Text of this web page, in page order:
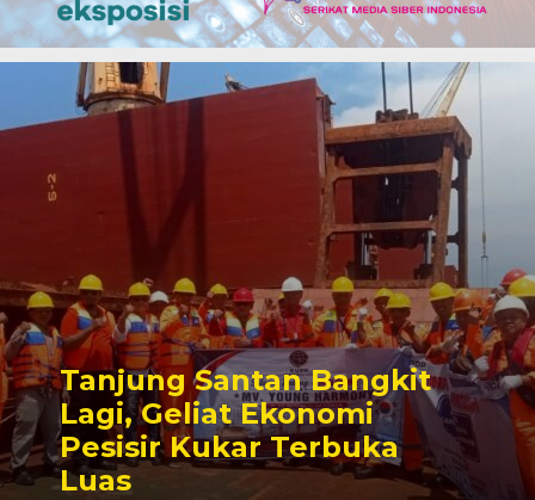
Tanjung Santan Bangkit
Lagi, Geliat Ekonomi
Pesisir Kukar Terbuka
Luas